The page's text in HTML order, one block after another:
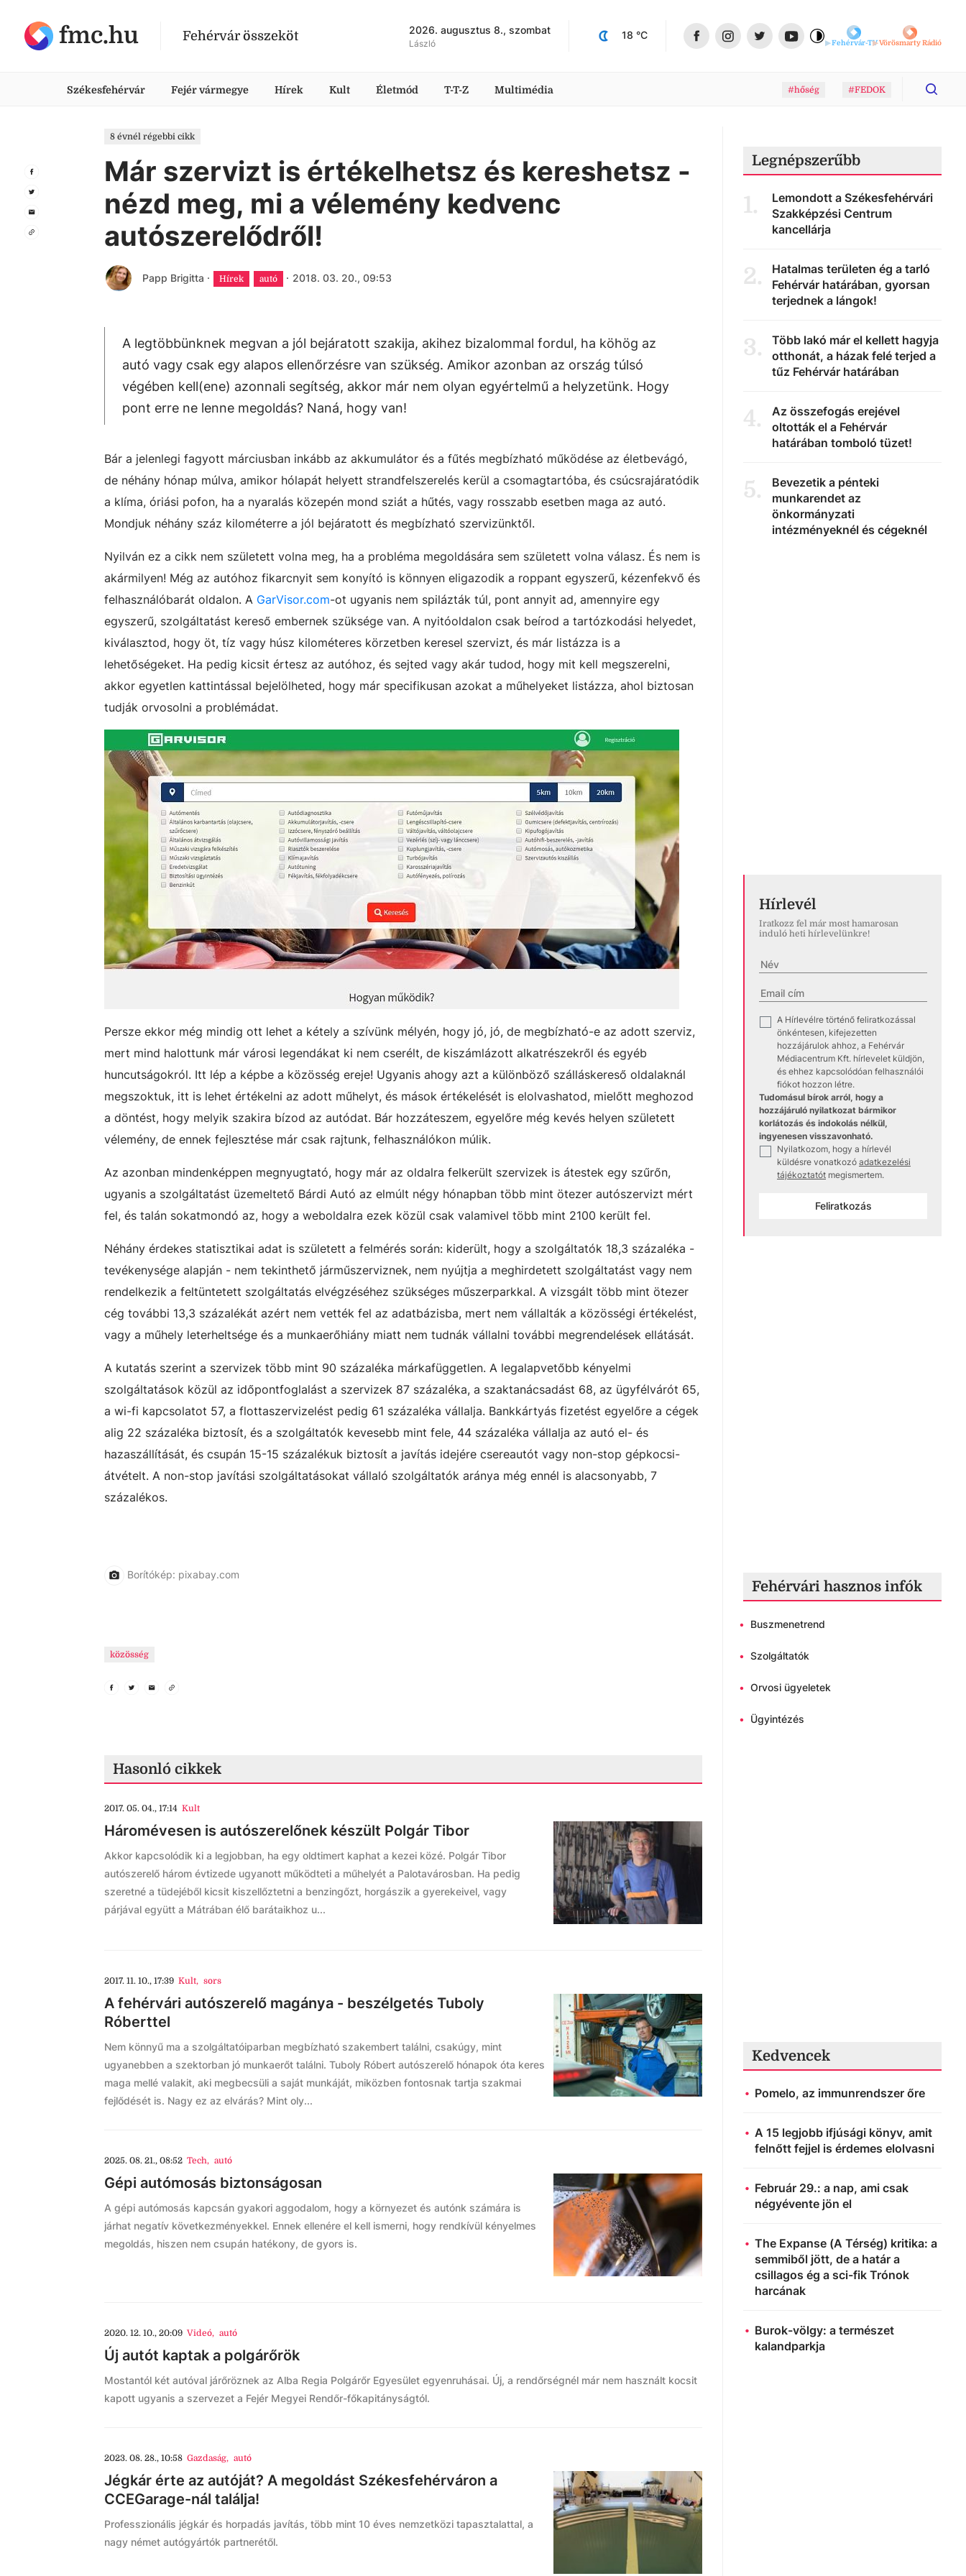
fmc.hu Fehérvár összeköt 2026. augusztus 8., szombat
László
18 °C
Fehérvár-TVVörösmarty Rádió
Székesfehérvár Fejér vármegye Hírek Kult Életmód T-T-Z Multimédia #hőség #FEDOK
8 évnél régebbi cikk
Már szervizt is értékelhetsz és kereshetsz -
nézd meg, mi a vélemény kedvenc
autószerelődről!
Papp Brigitta · Hírek autó · 2018. 03. 20., 09:53
A legtöbbünknek megvan a jól bejáratott szakija, akihez bizalommal fordul, ha köhög az
autó vagy csak egy alapos ellenőrzésre van szükség. Amikor azonban az ország túlsó
végében kell(ene) azonnali segítség, akkor már nem olyan egyértelmű a helyzetünk. Hogy
pont erre ne lenne megoldás? Naná, hogy van!
Bár a jelenlegi fagyott márciusban inkább az akkumulátor és a fűtés megbízható működése az életbevágó,
de néhány hónap múlva, amikor hólapát helyett strandfelszerelés kerül a csomagtartóba, és csúcsrajáratódik
a klíma, óriási pofon, ha a nyaralás közepén mond sziát a hűtés, vagy rosszabb esetben maga az autó.
Mondjuk néhány száz kilométerre a jól bejáratott és megbízható szervizünktől.
Nyilván ez a cikk nem született volna meg, ha a probléma megoldására sem született volna válasz. És nem is
akármilyen! Még az autóhoz fikarcnyit sem konyító is könnyen eligazodik a roppant egyszerű, kézenfekvő és
felhasználóbarát oldalon. A GarVisor.com-ot ugyanis nem spilázták túl, pont annyit ad, amennyire egy
egyszerű, szolgáltatást kereső embernek szüksége van. A nyitóoldalon csak beírod a tartózkodási helyedet,
kiválasztod, hogy öt, tíz vagy húsz kilométeres körzetben keresel szervizt, és már listázza is a
lehetőségeket. Ha pedig kicsit értesz az autóhoz, és sejted vagy akár tudod, hogy mit kell megszerelni,
akkor egyetlen kattintással bejelölheted, hogy már specifikusan azokat a műhelyeket listázza, ahol biztosan
tudják orvosolni a problémádat.
Persze ekkor még mindig ott lehet a kétely a szívünk mélyén, hogy jó, jó, de megbízható-e az adott szerviz,
mert mind halottunk már városi legendákat ki nem cserélt, de kiszámlázott alkatrészekről és egyéb
huncutságokról. Itt lép a képbe a közösség ereje! Ugyanis ahogy azt a különböző szálláskereső oldalaknál
megszoktuk, itt is lehet értékelni az adott műhelyt, és mások értékelését is elolvashatod, mielőtt meghozod
a döntést, hogy melyik szakira bízod az autódat. Bár hozzáteszem, egyelőre még kevés helyen született
vélemény, de ennek fejlesztése már csak rajtunk, felhasználókon múlik.
Az azonban mindenképpen megnyugtató, hogy már az oldalra felkerült szervizek is átestek egy szűrőn,
ugyanis a szolgáltatást üzemeltető Bárdi Autó az elmúlt négy hónapban több mint ötezer autószervizt mért
fel, és talán sokatmondó az, hogy a weboldalra ezek közül csak valamivel több mint 2100 került fel.
Néhány érdekes statisztikai adat is született a felmérés során: kiderült, hogy a szolgáltatók 18,3 százaléka -
tevékenysége alapján - nem tekinthető járműszerviznek, nem nyújtja a meghirdetett szolgáltatást vagy nem
rendelkezik a feltüntetett szolgáltatás elvégzéséhez szükséges műszerparkkal. A vizsgált több mint ötezer
cég további 13,3 százalékát azért nem vették fel az adatbázisba, mert nem vállalták a közösségi értékelést,
vagy a műhely leterheltsége és a munkaerőhiány miatt nem tudnák vállalni további megrendelések ellátását.
A kutatás szerint a szervizek több mint 90 százaléka márkafüggetlen. A legalapvetőbb kényelmi
szolgáltatások közül az időpontfoglalást a szervizek 87 százaléka, a szaktanácsadást 68, az ügyfélvárót 65,
a wi-fi kapcsolatot 57, a flottaszervizelést pedig 61 százaléka vállalja. Bankkártyás fizetést egyelőre a cégek
alig 22 százaléka biztosít, és a szolgáltatók kevesebb mint fele, 44 százaléka vállalja az autó el- és
hazaszállítását, és csupán 15-15 százalékuk biztosít a javítás idejére csereautót vagy non-stop gépkocsi-
átvételt. A non-stop javítási szolgáltatásokat vállaló szolgáltatók aránya még ennél is alacsonyabb, 7
százalékos.
Borítókép: pixabay.com
közösség
Hasonló cikkek
2017. 05. 04., 17:14 Kult
Háromévesen is autószerelőnek készült Polgár Tibor
Akkor kapcsolódik ki a legjobban, ha egy oldtimert kaphat a kezei közé. Polgár Tibor
autószerelő három évtizede ugyanott működteti a műhelyét a Palotavárosban. Ha pedig
szeretné a tüdejéből kicsit kiszellőztetni a benzingőzt, horgászik a gyerekeivel, vagy
párjával együtt a Mátrában élő barátaikhoz u...
2017. 11. 10., 17:39 Kult, sors
A fehérvári autószerelő magánya - beszélgetés Tuboly
Róberttel
Nem könnyű ma a szolgáltatóiparban megbízható szakembert találni, csakúgy, mint
ugyanebben a szektorban jó munkaerőt találni. Tuboly Róbert autószerelő hónapok óta keres
maga mellé valakit, aki megbecsüli a saját munkáját, miközben fontosnak tartja szakmai
fejlődését is. Nagy ez az elvárás? Mint oly...
2025. 08. 21., 08:52 Tech, autó
Gépi autómosás biztonságosan
A gépi autómosás kapcsán gyakori aggodalom, hogy a környezet és autónk számára is
járhat negatív következményekkel. Ennek ellenére el kell ismerni, hogy rendkívül kényelmes
megoldás, hiszen nem csupán hatékony, de gyors is.
2020. 12. 10., 20:09 Videó, autó
Új autót kaptak a polgárőrök
Mostantól két autóval járőröznek az Alba Regia Polgárőr Egyesület egyenruhásai. Új, a rendőrségnél már nem használt kocsit
kapott ugyanis a szervezet a Fejér Megyei Rendőr-főkapitányságtól.
2023. 08. 28., 10:58 Gazdaság, autó
Jégkár érte az autóját? A megoldást Székesfehérváron a
CCEGarage-nál találja!
Professzionális jégkár és horpadás javítás, több mint 10 éves nemzetközi tapasztalattal, a
nagy német autógyártók partnerétől.
Legnépszerűbb
1.
Lemondott a Székesfehérvári
Szakképzési Centrum
kancellárja
2.
Hatalmas területen ég a tarló
Fehérvár határában, gyorsan
terjednek a lángok!
3.
Több lakó már el kellett hagyja
otthonát, a házak felé terjed a
tűz Fehérvár határában
4.
Az összefogás erejével
oltották el a Fehérvár
határában tomboló tüzet!
5.
Bevezetik a pénteki
munkarendet az
önkormányzati
intézményeknél és cégeknél
Hírlevél
Iratkozz fel már most hamarosan
induló heti hírlevelünkre!
✓
A Hírlevélre történő feliratkozással
önkéntesen, kifejezetten
hozzájárulok ahhoz, a Fehérvár
Médiacentrum Kft. hírlevelet küldjön,
és ehhez kapcsolódóan felhasználói
fiókot hozzon létre.
Tudomásul bírok arról, hogy a
hozzájáruló nyilatkozat bármikor
korlátozás és indokolás nélkül,
ingyenesen visszavonható.
✓
Nyilatkozom, hogy a hírlevél
küldésre vonatkozó adatkezelési
tájékoztatót megismertem.
Feliratkozás
Fehérvári hasznos infók
• Buszmenetrend
• Szolgáltatók
• Orvosi ügyeletek
• Ügyintézés
Kedvencek
Pomelo, az immunrendszer őre
A 15 legjobb ifjúsági könyv, amit
felnőtt fejjel is érdemes elolvasni
Február 29.: a nap, ami csak
négyévente jön el
The Expanse (A Térség) kritika: a
semmiből jött, de a határ a
csillagos ég a sci-fik Trónok
harcának
Burok-völgy: a természet
kalandparkja